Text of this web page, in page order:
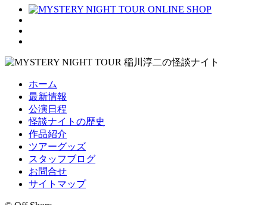
ホーム
最新情報
公演日程
怪談ナイトの歴史
作品紹介
ツアーグッズ
スタッフブログ
お問合せ
サイトマップ